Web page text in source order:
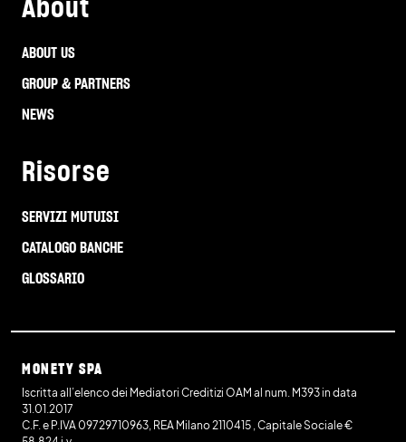
About
ABOUT US
GROUP & PARTNERS
NEWS
Risorse
SERVIZI MUTUISI
CATALOGO BANCHE
GLOSSARIO
MONETY SPA
Iscritta all’elenco dei Mediatori Creditizi OAM al num. M393 in data
31.01.2017
C.F. e P.IVA 09729710963, REA Milano 2110415 , Capitale Sociale €